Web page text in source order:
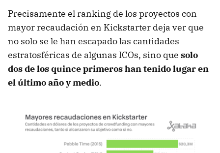
Precisamente el ranking de los proyectos con
mayor recaudación en Kickstarter deja ver que
no solo se le han escapado las cantidades
estratosféricas de algunas ICOs, sino que solo
dos de los quince primeros han tenido lugar en
el último año y medio.